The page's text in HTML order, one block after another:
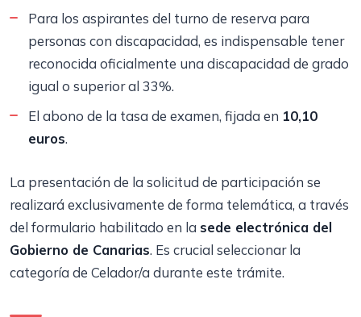
Para los aspirantes del turno de reserva para
personas con discapacidad, es indispensable tener
reconocida oficialmente una discapacidad de grado
igual o superior al 33%.
El abono de la tasa de examen, fijada en 10,10
euros.
La presentación de la solicitud de participación se
realizará exclusivamente de forma telemática, a través
del formulario habilitado en la sede electrónica del
Gobierno de Canarias. Es crucial seleccionar la
categoría de Celador/a durante este trámite.